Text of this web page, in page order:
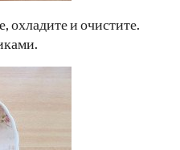
охладите и очистите.